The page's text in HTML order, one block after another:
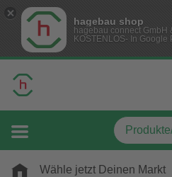
hagebau shop
hagebau connect GmbH
KOSTENLOS- In Google
Wähle jetzt Deinen Markt